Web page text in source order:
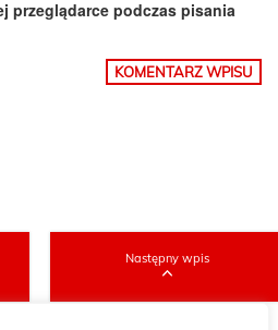
przeglądarce podczas pisania
Następny wpis